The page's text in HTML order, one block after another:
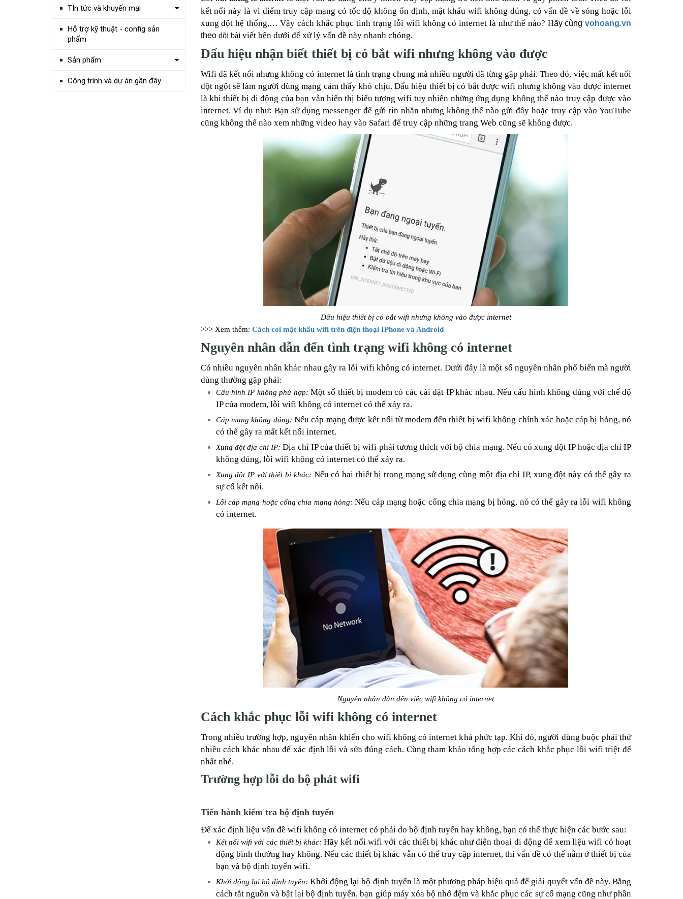
kết nối này là vì điểm truy cập mạng có tốc độ không ổn định, mật khẩu wifi không đúng, có vấn đề về sóng hoặc lỗi
xung đột hệ thống,… Vậy cách khắc phục tình trạng lỗi wifi không có internet là như thế nào? Hãy cùngvohoang.vn
theodõi bài viết bên dưới để xử lý vấn đề này nhanh chóng.
Dấu hiệu nhận biết thiết bị có bắt wifi nhưng không vào được
Wifi đã kết nối nhưng không có internet là tình trạng chung mà nhiều người đã từng gặp phải. Theo đó, việc mất kết nối
đột ngột sẽ làm người dùng mạng cảm thấy khó chịu. Dấu hiệu thiết bị có bắt được wifi nhưng không vào được internet
là khi thiết bị di động của bạn vẫn hiển thị biểu tượng wifi tuy nhiên những ứng dụng không thể nào truy cập được vào
internet. Ví dụ như: Bạn sử dụng messenger để gửi tin nhắn nhưng không thể nào gửi đây hoặc truy cập vào YouTube
cũng không thể nào xem những video hay vào Safari để truy cập những trang Web cũng sẽ không được.
Dấu hiệu thiết bị có bắt wifi nhưng không vào được internet
>>> Xem thêm: Cách coi mật khẩu wifi trên điện thoại IPhone và Android
Nguyên nhân dẫn đến tình trạng wifi không có internet
Có nhiều nguyên nhân khác nhau gây ra lỗi wifi không có internet. Dưới đây là một số nguyên nhân phổ biến mà người
dùng thường gặp phải:
Cấu hình IP không phù hợp: Một số thiết bị modem có các cài đặt IP khác nhau. Nếu cấu hình không đúng với chế độ
IP của modem, lỗi wifi không có internet có thể xảy ra.
Cáp mạng không đúng: Nếu cáp mạng được kết nối từ modem đến thiết bị wifi không chính xác hoặc cáp bị hỏng, nó
có thể gây ra mất kết nối internet.
Xung đột địa chỉ IP: Địa chỉ IP của thiết bị wifi phải tương thích với bộ chia mạng. Nếu có xung đột IP hoặc địa chỉ IP
không đúng, lỗi wifi không có internet có thể xảy ra.
Xung đột IP với thiết bị khác: Nếu có hai thiết bị trong mạng sử dụng cùng một địa chỉ IP, xung đột này có thể gây ra
sự cố kết nối.
Lỗi cáp mạng hoặc cổng chia mạng hỏng: Nếu cáp mạng hoặc cổng chia mạng bị hỏng, nó có thể gây ra lỗi wifi không
có internet.
Nguyên nhân dẫn đến việc wifi không có internet
Cách khắc phục lỗi wifi không có internet
Trong nhiều trường hợp, nguyên nhân khiến cho wifi không có internet khá phức tạp. Khi đó, người dùng buộc phải thử
nhiều cách khác nhau để xác định lỗi và sửa đúng cách. Cùng tham khảo tổng hợp các cách khắc phục lỗi wifi triệt để
nhất nhé.
Trường hợp lỗi do bộ phát wifi
Tiến hành kiểm tra bộ định tuyến
Để xác định liệu vấn đề wifi không có internet có phải do bộ định tuyến hay không, bạn có thể thực hiện các bước sau:
Kết nối wifi với các thiết bị khác: Hãy kết nối wifi với các thiết bị khác như điện thoại di động để xem liệu wifi có hoạt
động bình thường hay không. Nếu các thiết bị khác vẫn có thể truy cập internet, thì vấn đề có thể nằm ở thiết bị của
bạn và bộ định tuyến wifi.
Khởi động lại bộ định tuyến: Khởi động lại bộ định tuyến là một phương pháp hiệu quả để giải quyết vấn đề này. Bằng
cách tắt nguồn và bật lại bộ định tuyến, bạn giúp máy xóa bộ nhớ đệm và khắc phục các sự cố mạng cũng như phần
TIn tức và khuyến mại
Hỗ trợ kỹ thuật - config sản
phẩm
Sản phẩm
Công trình và dự án gần đây